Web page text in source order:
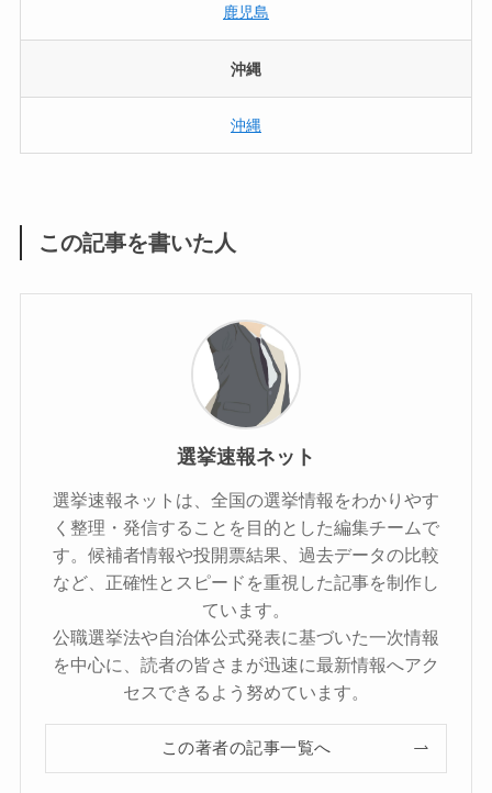
鹿児島
沖縄
沖縄
この記事を書いた人
選挙速報ネット
選挙速報ネットは、全国の選挙情報をわかりやす
く整理・発信することを目的とした編集チームで
す。候補者情報や投開票結果、過去データの比較
など、正確性とスピードを重視した記事を制作し
ています。
公職選挙法や自治体公式発表に基づいた一次情報
を中心に、読者の皆さまが迅速に最新情報へアク
セスできるよう努めています。
この著者の記事一覧へ